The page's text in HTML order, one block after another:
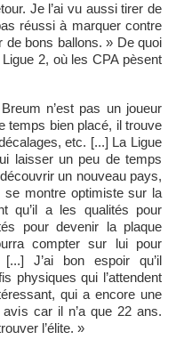
Je l’ai vu aussi tirer de
réussi à marquer contre
de bons ballons. » De quoi
2, où les CPA pèsent
temps bien placé, il trouve
etc. [...] La Ligue
laisser un peu de temps
un nouveau pays,
se montre optimiste sur la
qu’il a les qualités pour
pour devenir la plaque
compter sur lui pour
[...] J’ai bon espoir qu’il
physiques qui l’attendent
qui a encore une
car il n’a que 22 ans.
l’élite. »